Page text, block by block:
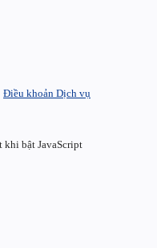
Điều khoản Dịch vụ
khi bật JavaScript